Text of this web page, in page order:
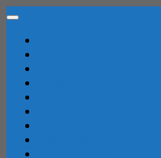
Skip
content
Expand